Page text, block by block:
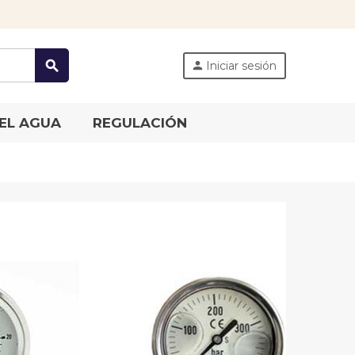
search person Iniciar sesión
AGUA REGULACIÓN